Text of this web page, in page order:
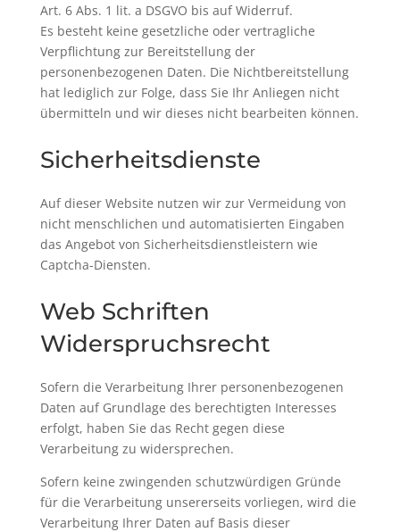
Art. 6 Abs. 1 lit. a DSGVO bis auf Widerruf.
Es besteht keine gesetzliche oder vertragliche
Verpflichtung zur Bereitstellung der
personenbezogenen Daten. Die Nichtbereitstellung
hat lediglich zur Folge, dass Sie Ihr Anliegen nicht
übermitteln und wir dieses nicht bearbeiten können.
Sicherheitsdienste
Auf dieser Website nutzen wir zur Vermeidung von
nicht menschlichen und automatisierten Eingaben
das Angebot von Sicherheitsdienstleistern wie
Captcha-Diensten.
Web Schriften
Widerspruchsrecht
Sofern die Verarbeitung Ihrer personenbezogenen
Daten auf Grundlage des berechtigten Interesses
erfolgt, haben Sie das Recht gegen diese
Verarbeitung zu widersprechen.
Sofern keine zwingenden schutzwürdigen Gründe
für die Verarbeitung unsererseits vorliegen, wird die
Verarbeitung Ihrer Daten auf Basis dieser